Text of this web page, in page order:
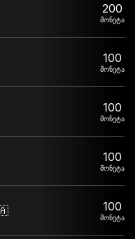
200
მონეტა
100
მონეტა
100
მონეტა
100
მონეტა
100
მონეტა